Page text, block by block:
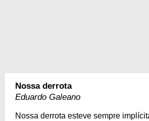
Nossa derrota
Eduardo Galeano
Nossa derrota esteve sempre